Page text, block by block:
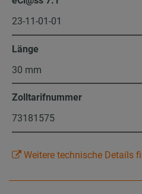
23-11-01-01
Länge
30 mm
Zolltarifnummer
73181575
Weitere technische Details